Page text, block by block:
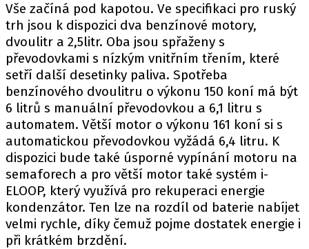
Máte příběh, fotku nebo video?
Pošlete e-mail na autoroad.cz
ETICKÝ KODEX
KONTAKT
VYDAVATEL
INZERCE
OSOBNÍ ÚDAJE / COOKIES
Provozovatelem serveru autoroad.cz je
INCORP MEDIA GROUP s.r.o., IČ: 118 23 054
Vše začíná pod kapotou. Ve specifikaci pro ruský
trh jsou k dispozici dva benzínové motory,
dvoulitr a 2,5litr. Oba jsou spřaženy s
převodovkami s nízkým vnitřním třením, které
setří další desetinky paliva. Spotřeba
benzínového dvoulitru o výkonu 150 koní má být
6 litrů s manuální převodovkou a 6,1 litru s
automatem. Větší motor o výkonu 161 koní si s
automatickou převodovkou vyžádá 6,4 litru. K
dispozici bude také úsporné vypínání motoru na
semaforech a pro větší motor také systém i-
ELOOP, který využívá pro rekuperaci energie
kondenzátor. Ten lze na rozdíl od baterie nabíjet
velmi rychle, díky čemuž pojme dostatek energie i
při krátkém brzdění.